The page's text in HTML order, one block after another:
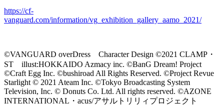
https://cf-
vanguard.com/information/vg_exhibition_gallery_aamo_2021/
©VANGUARD overDress Character Design ©2021 CLAMP・
ST illust:HOKKAIDO Azmacy inc. ©BanG Dream! Project
©Craft Egg Inc. ©bushiroad All Rights Reserved. ©Project Revue
Starlight © 2021 Ateam Inc. ©Tokyo Broadcasting System
Television, Inc. © Donuts Co. Ltd. All rights reserved. ©AZONE
INTERNATIONAL・acus/アサルトリリィプロジェクト